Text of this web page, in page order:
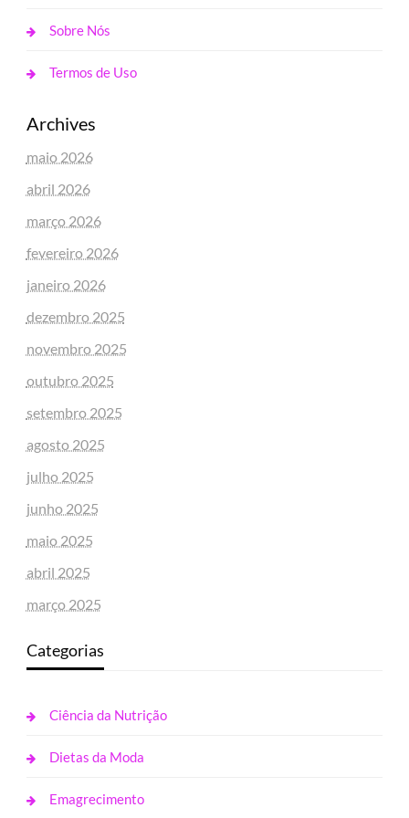
Sobre Nós
Termos de Uso
Archives
maio 2026
abril 2026
março 2026
fevereiro 2026
janeiro 2026
dezembro 2025
novembro 2025
outubro 2025
setembro 2025
agosto 2025
julho 2025
junho 2025
maio 2025
abril 2025
março 2025
Categorias
Ciência da Nutrição
Dietas da Moda
Emagrecimento